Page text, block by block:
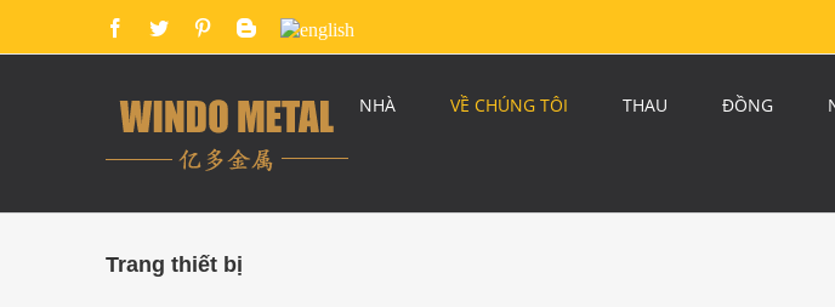
NHÀ VỀ CHÚNG TÔI THAU ĐỒNG
Trang thiết bị